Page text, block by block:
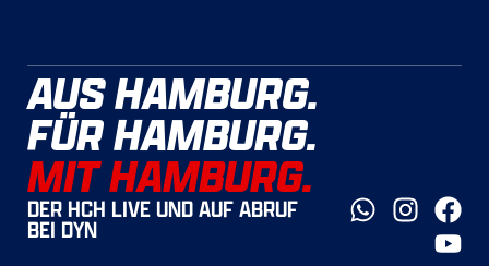
AUS HAMBURG.
FÜR HAMBURG.
MIT HAMBURG.
DER HCH LIVE UND AUF ABRUF
BEI DYN